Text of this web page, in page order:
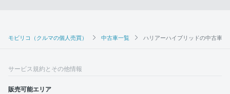
モビリコ（クルマの個人売買） 中古車一覧 ハリアーハイブリッドの中古車一
サービス規約とその他情報
販売可能エリア